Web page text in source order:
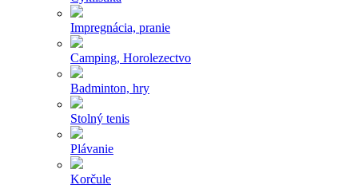
Impregnácia, pranie
Camping, Horolezectvo
Badminton, hry
Stolný tenis
Plávanie
Korčule